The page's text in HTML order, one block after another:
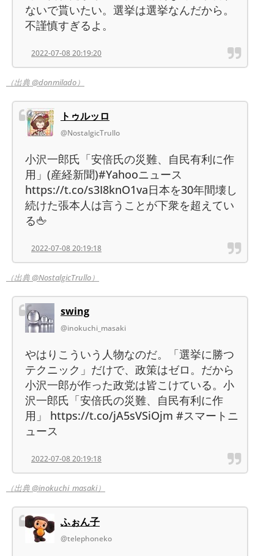
ないで貰いたい。選挙は選挙なんだから。
不謹慎すぎるよ。
2022-07-08 20:19:20
（出典 @donmilado）
トゥルッロ
@NostalgicTrullo
小沢一郎氏「安倍氏の災難、自民有利に作
用」(産経新聞)#Yahooニュース
https://t.co/s3I8knO1va日本を30年間壊し
続けた張本人は言うことが下衆を超えてい
る🖕
2022-07-08 20:19:18
（出典 @NostalgicTrullo）
swing
@inokuchi_masaki
やはりこういう人物なのだ。「選挙に勝つ
テクニック」だけで、政策はゼロ。だから
小沢一郎が作った政党は皆こけている。小
沢一郎氏「安倍氏の災難、自民有利に作
用」 https://t.co/jA5sVSiOjm #スマートニ
ュース
2022-07-08 20:19:18
（出典 @inokuchi_masaki）
ふぉん子
@telephoneko